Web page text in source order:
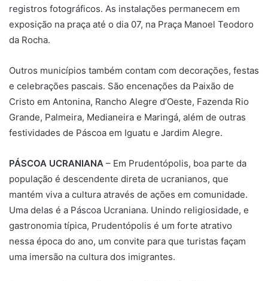
registros fotográficos. As instalações permanecem em
exposição na praça até o dia 07, na Praça Manoel Teodoro
da Rocha.
Outros municípios também contam com decorações, festas
e celebrações pascais. São encenações da Paixão de
Cristo em Antonina, Rancho Alegre d’Oeste, Fazenda Rio
Grande, Palmeira, Medianeira e Maringá, além de outras
festividades de Páscoa em Iguatu e Jardim Alegre.
PÁSCOA UCRANIANA – Em Prudentópolis, boa parte da
população é descendente direta de ucranianos, que
mantém viva a cultura através de ações em comunidade.
Uma delas é a Páscoa Ucraniana. Unindo religiosidade, e
gastronomia típica, Prudentópolis é um forte atrativo
nessa época do ano, um convite para que turistas façam
uma imersão na cultura dos imigrantes.